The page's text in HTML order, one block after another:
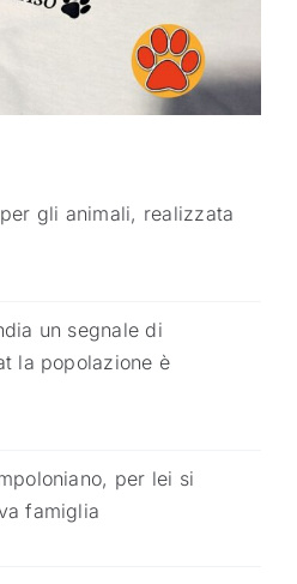
gli animali, realizzata
un segnale di
la popolazione è
per lei si
famiglia